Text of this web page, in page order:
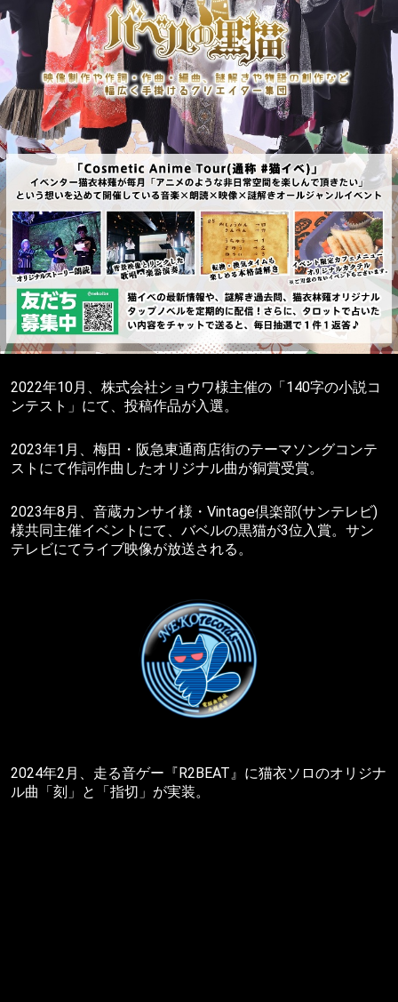
2022年10月、株式会社ショウワ様主催の「140字の小説コ
ンテスト」にて、投稿作品が入選。
2023年1月、梅田・阪急東通商店街のテーマソングコンテ
ストにて作詞作曲したオリジナル曲が銅賞受賞。
2023年8月、音蔵カンサイ様・Vintage倶楽部(サンテレビ)
様共同主催イベントにて、バベルの黒猫が3位入賞。サン
テレビにてライブ映像が放送される。
2024年2月、走る音ゲー『R2BEAT』に猫衣ソロのオリジナ
ル曲「刻」と「指切」が実装。